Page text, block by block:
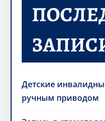
Детские
ручным приводом